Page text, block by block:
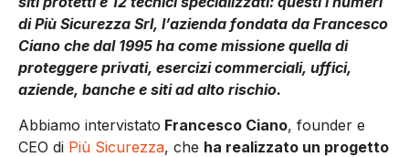
di Più Sicurezza Srl, l’azienda fondata da Francesco
Ciano che dal 1995 ha come missione quella di
proteggere privati, esercizi commerciali, uffici,
aziende, banche e siti ad alto rischio.
Abbiamo intervistato Francesco Ciano, founder e
CEO di Più Sicurezza, che ha realizzato un progetto